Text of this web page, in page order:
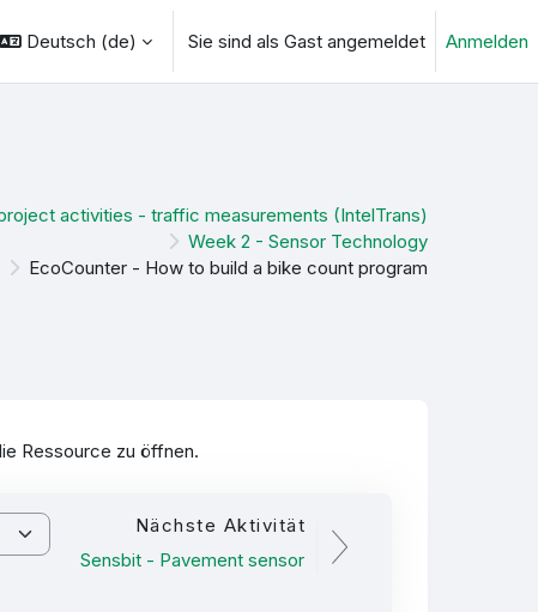
umschalten
Deutsch ‎(de)‎ Sie sind als Gast angemeldet Anmelden
activities - traffic measurements (IntelTrans)
Week 2 - Sensor Technology
EcoCounter - How to build a bike count program
Ressource zu öffnen.
Nächste Aktivität
Sensbit - Pavement sensor